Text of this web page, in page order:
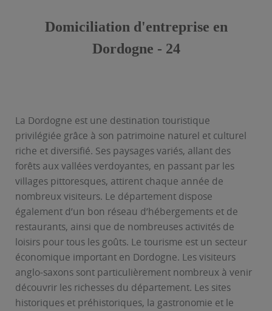
Domiciliation d'entreprise en
Dordogne - 24
La Dordogne est une destination touristique
privilégiée grâce à son patrimoine naturel et culturel
riche et diversifié. Ses paysages variés, allant des
forêts aux vallées verdoyantes, en passant par les
villages pittoresques, attirent chaque année de
nombreux visiteurs. Le département dispose
également d’un bon réseau d’hébergements et de
restaurants, ainsi que de nombreuses activités de
loisirs pour tous les goûts. Le tourisme est un secteur
économique important en Dordogne. Les visiteurs
anglo-saxons sont particulièrement nombreux à venir
découvrir les richesses du département. Les sites
historiques et préhistoriques, la gastronomie et le